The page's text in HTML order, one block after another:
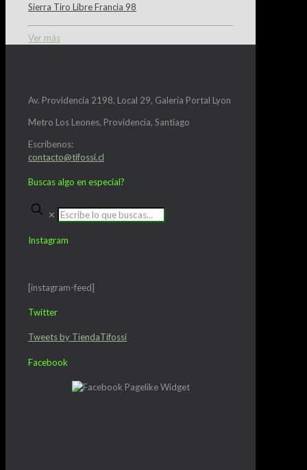
Sierra Tiro Libre Francia 98
Ver más
Av. Providencia 2198, Local 29, Galería Portal Lyon
Metro Los Leones, Providencia, Santiago
Escríbenos:
contacto@tifossi.cl
Buscas algo en especial?
✕
Instagram
[instagram-feed]
Twitter
Tweets by TiendaTifossi
Facebook